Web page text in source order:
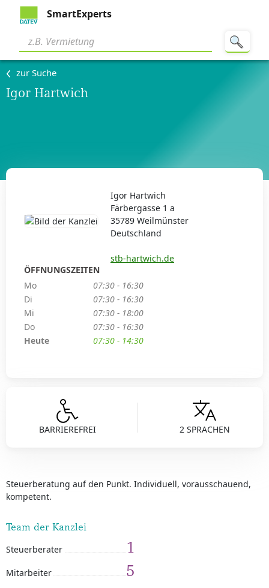
SmartExperts
zur Suche
Igor Hartwich
BARRIEREFREI 2 SPRACHEN
Steuerberatung auf den Punkt. Individuell, vorausschauend,
kompetent.
Team der Kanzlei
Steuerberater 1
Mitarbeiter 5
Igor Hartwich
Färbergasse 1 a
35789 Weilmünster
Deutschland
stb-hartwich.de
ÖFFNUNGSZEITEN
Mo
07:30 - 16:30
Di
07:30 - 16:30
Mi
07:30 - 18:00
Do
07:30 - 16:30
Heute
07:30 - 14:30